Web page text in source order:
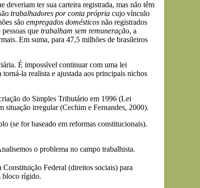
deveriam ter sua carteira registrada, mas não têm
trabalhadores por conta própriacujo vínculo
são empregados domésticosnão registrados
que trabalham sem remuneração, a
Em suma, para 47,5 milhões de brasileiros
É impossível continuar com uma lei
la realista e ajustada aos principais nichos
do Simples Tributário em 1996 (Lei
situação irregular (Cechim e Fernandes, 2000).
(se for baseado em reformas constitucionais).
o problema no campo trabalhista.
Constituição Federal (direitos sociais) para
bloco rígido.